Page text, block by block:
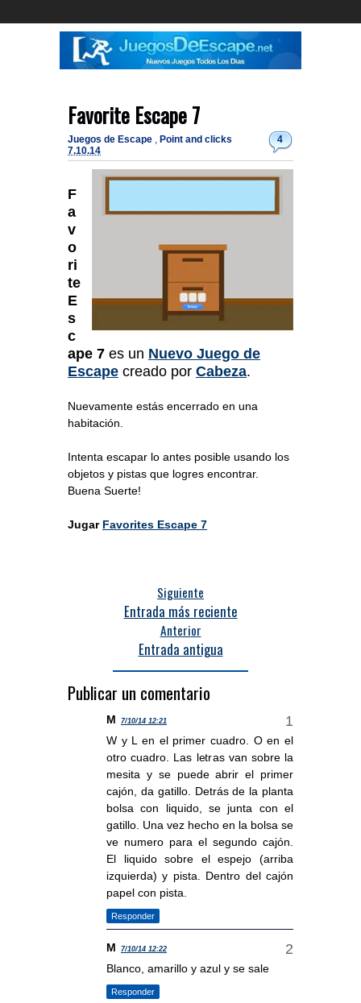
Favorite Escape 7
4
Juegos de Escape , Point and clicks
7.10.14
F
a
v
o
ri
te
E
s
c
ape 7 es un Nuevo Juego de
Escape creado por Cabeza.
Nuevamente estás encerrado en una
habitación.
Intenta escapar lo antes posible usando los
objetos y pistas que logres encontrar.
Buena Suerte!
Jugar Favorites Escape 7
Siguiente
Entrada más reciente
Anterior
Entrada antigua
Publicar un comentario
M 7/10/14 12:21
W y L en el primer cuadro. O en el
otro cuadro. Las letras van sobre la
mesita y se puede abrir el primer
cajón, da gatillo. Detrás de la planta
bolsa con liquido, se junta con el
gatillo. Una vez hecho en la bolsa se
ve numero para el segundo cajón.
El liquido sobre el espejo (arriba
izquierda) y pista. Dentro del cajón
papel con pista.
Responder
M 7/10/14 12:22
Blanco, amarillo y azul y se sale
Responder